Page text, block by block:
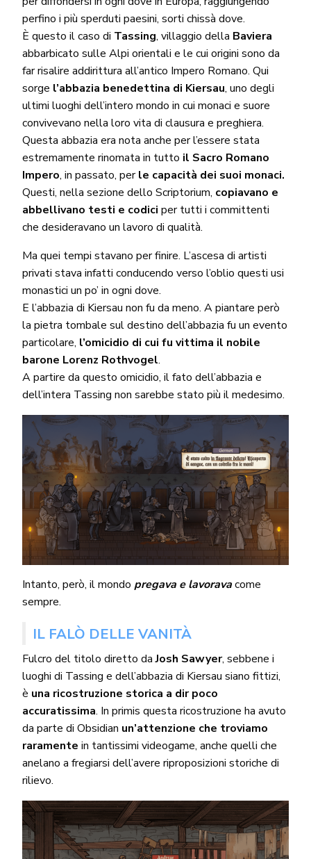
perfino i più sperduti paesini, sorti chissà dove.
È questo il caso di Tassing, villaggio della Baviera
abbarbicato sulle Alpi orientali e le cui origini sono da
far risalire addirittura all’antico Impero Romano. Qui
sorge l’abbazia benedettina di Kiersau, uno degli
ultimi luoghi dell’intero mondo in cui monaci e suore
convivevano nella loro vita di clausura e preghiera.
Questa abbazia era nota anche per l’essere stata
estremamente rinomata in tutto il Sacro Romano
Impero, in passato, perle capacità dei suoi monaci.
Questi, nella sezione dello Scriptorium, copiavano e
abbellivano testi e codiciper tutti i committenti
che desideravano un lavoro di qualità.
Ma quei tempi stavano per finire. L’ascesa di artisti
privati stava infatti conducendo verso l’oblio questi usi
monastici un po’ in ogni dove.
E l’abbazia di Kiersau non fu da meno. A piantare però
la pietra tombale sul destino dell’abbazia fu un evento
particolare, l’omicidio di cui fu vittima il nobile
barone Lorenz Rothvogel.
A partire da questo omicidio, il fato dell’abbazia e
dell’intera Tassing non sarebbe stato più il medesimo.
Intanto, però, il mondo pregava e lavoravacome
sempre.
IL FALÒ DELLE VANITÀ
Fulcro del titolo diretto daJosh Sawyer, sebbene i
luoghi di Tassing e dell’abbazia di Kiersau siano fittizi,
è una ricostruzione storica a dir poco
accuratissima. In primis questa ricostruzione ha avuto
da parte di Obsidian un’attenzione che troviamo
raramente in tantissimi videogame, anche quelli che
anelano a fregiarsi dell’avere riproposizioni storiche di
rilievo.